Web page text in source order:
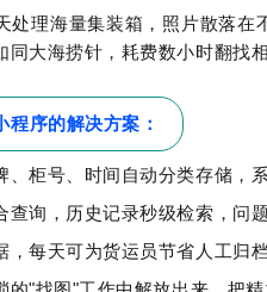
处理海量集装箱，照片散落在
大海捞针，耗费数小时翻找
程序的解决方案：
、柜号、时间自动分类存储，
查询，历史记录秒级检索，问
每天可为货运员节省人工归档